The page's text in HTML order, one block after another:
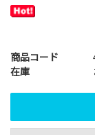
商品コード
在庫